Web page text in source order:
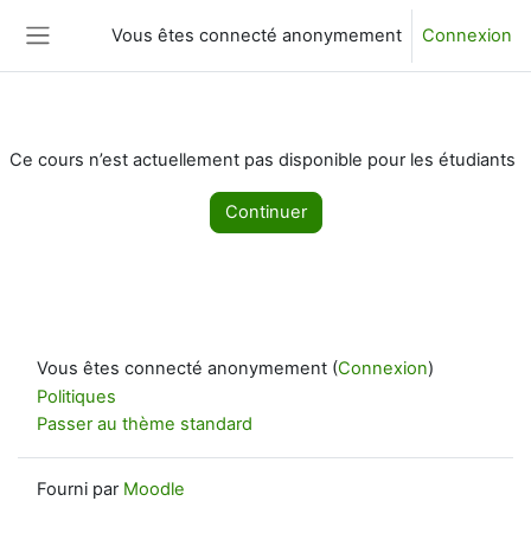
Vous êtes connecté anonymement Connexion
Ce cours n’est actuellement pas disponible pour les étudiants
Continuer
Vous êtes connecté anonymement (Connexion)
Politiques
Passer au thème standard
Fourni par Moodle